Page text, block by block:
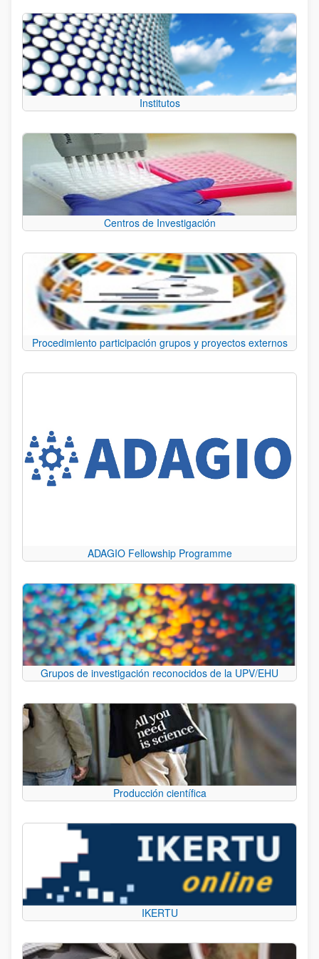
Institutos
Centros de Investigación
Procedimiento participación grupos y proyectos externos
ADAGIO Fellowship Programme
Grupos de investigación reconocidos de la UPV/EHU
Producción científica
IKERTU